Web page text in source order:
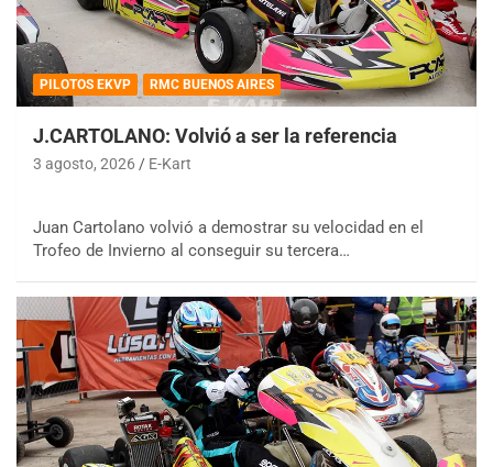
PILOTOS EKVP RMC BUENOS AIRES
J.CARTOLANO: Volvió a ser la referencia
3 agosto, 2026 E-Kart
Juan Cartolano volvió a demostrar su velocidad en el
Trofeo de Invierno al conseguir su tercera…